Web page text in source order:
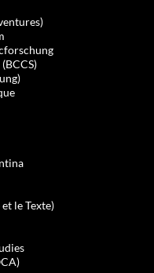
le Texte)